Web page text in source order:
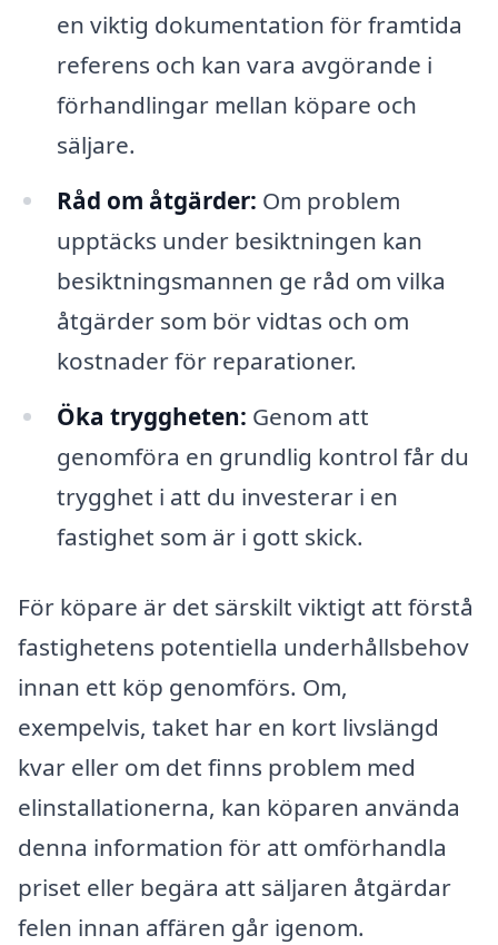
en viktig dokumentation för framtida
referens och kan vara avgörande i
förhandlingar mellan köpare och
säljare.
Råd om åtgärder: Om problem
upptäcks under besiktningen kan
besiktningsmannen ge råd om vilka
åtgärder som bör vidtas och om
kostnader för reparationer.
Öka tryggheten: Genom att
genomföra en grundlig kontrol får du
trygghet i att du investerar i en
fastighet som är i gott skick.
För köpare är det särskilt viktigt att förstå
fastighetens potentiella underhållsbehov
innan ett köp genomförs. Om,
exempelvis, taket har en kort livslängd
kvar eller om det finns problem med
elinstallationerna, kan köparen använda
denna information för att omförhandla
priset eller begära att säljaren åtgärdar
felen innan affären går igenom.